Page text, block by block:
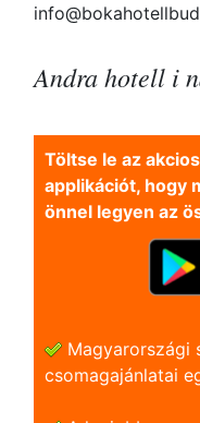
Andra hotell i
Töltse le az
applikációt, hogy
önnel legyen az
Magyarországi
csomagajánlatai